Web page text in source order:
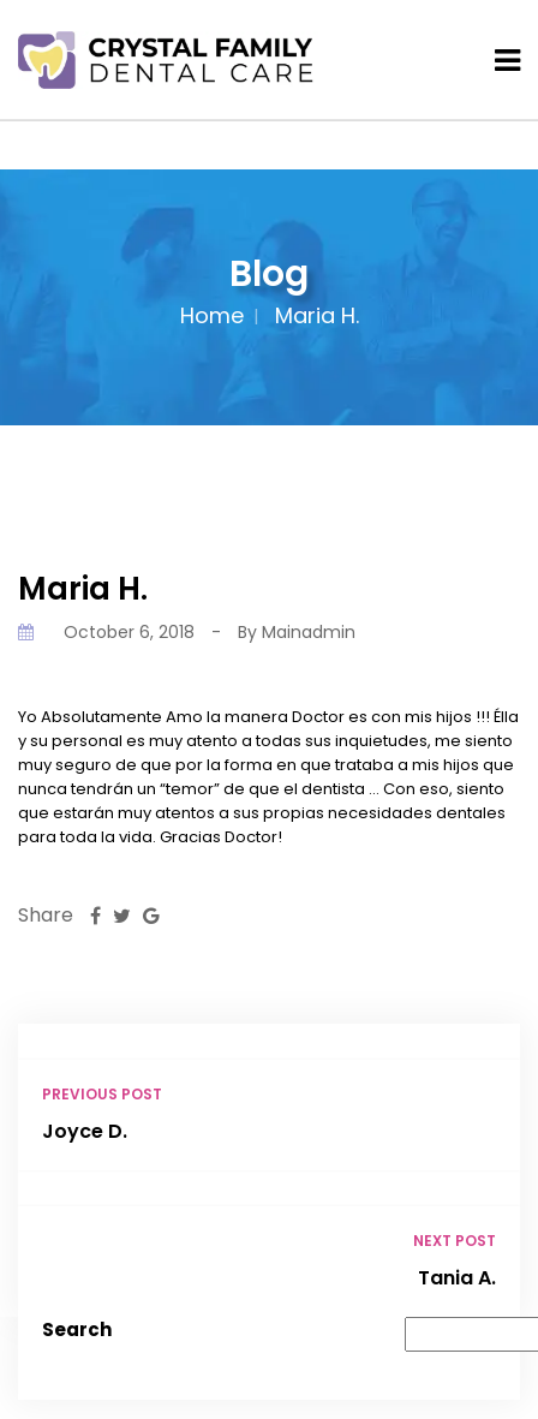
Blog
Home Maria H.
Maria H.
October 6, 2018 - By Mainadmin
Yo Absolutamente Amo la manera Doctor es con mis hijos !!! Élla
y su personal es muy atento a todas sus inquietudes, me siento
muy seguro de que por la forma en que trataba a mis hijos que
nunca tendrán un “temor” de que el dentista … Con eso, siento
que estarán muy atentos a sus propias necesidades dentales
para toda la vida. Gracias Doctor!
Share
PREVIOUS POST
Joyce D.
NEXT POST
Tania A.
Search